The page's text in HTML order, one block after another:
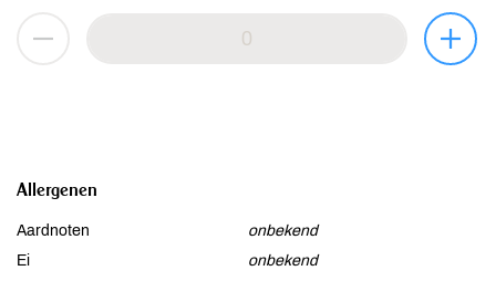
Allergenen
Aardnoten
onbekend
Ei
onbekend